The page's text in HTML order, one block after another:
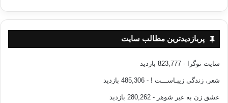
پربازدیدترین مطالب سایت
سایت نوگرا - 823,777 بازدید
شعر، زندگی زیبـاســـت ! - 485,306 بازدید
عشق زن به غیر شوهر - 280,262 بازدید